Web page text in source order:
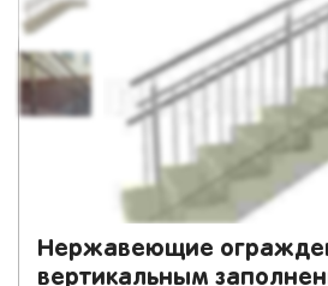
Нержавеющие
вертикальным